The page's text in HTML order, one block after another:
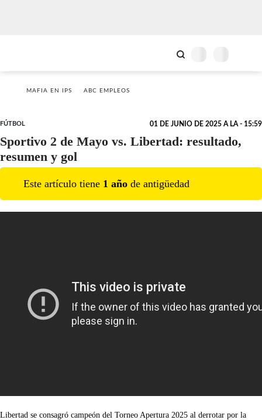
MAFIA EN IPS ABC EMPLEOS
FÚTBOL 01 DE JUNIO DE 2025 A LA - 15:59
Sportivo 2 de Mayo vs. Libertad: resultado,
resumen y gol
Este artículo tiene 1 año de antigüedad
Libertad se consagró campeón del Torneo Apertura 2025 al derrotar por la